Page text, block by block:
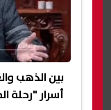
بين الذهب
أسرار "رحلة